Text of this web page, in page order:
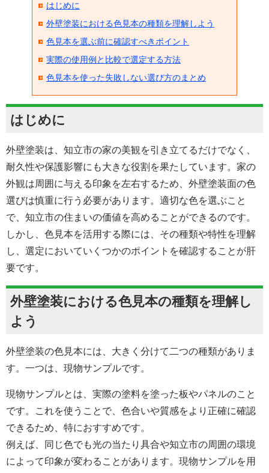
はじめに
外壁塗装における色見本の種類を理解しよう
色見本を選ぶ前に確認すべきポイント
実際の使用例と比較で選定する方法
色見本を使った失敗しない選び方のまとめ
はじめに
外壁塗装は、知立市の家の美観を引き立てるだけでなく、
耐久性や保護影響にも大きな役割を果たしています。家の
外観は周囲に与える印象を左右するため、外壁塗装面の色
選びは慎重に行う必要があります。適切な色を選ぶこと
で、知立市の住まいの価値を高めることができるのです。
しかし、色見本を活用する際には、その種類や特性を理解
し、選定においていくつかのポイントを確認することが肝
要です。
外壁塗装における色見本の種類を理解し
よう
外壁塗装の色見本には、大きく分けて二つの種類がありま
す。一つは、現物サンプルです。
現物サンプルとは、実際の塗料を塗った板やパネルのこと
です。これを使うことで、色合いや質感をより正確に確認
できるため、特におすすめです。
例えば、同じ色でも光の当たり具合や知立市の周囲の環境
によって印象が変わることがあります。現物サンプルを用